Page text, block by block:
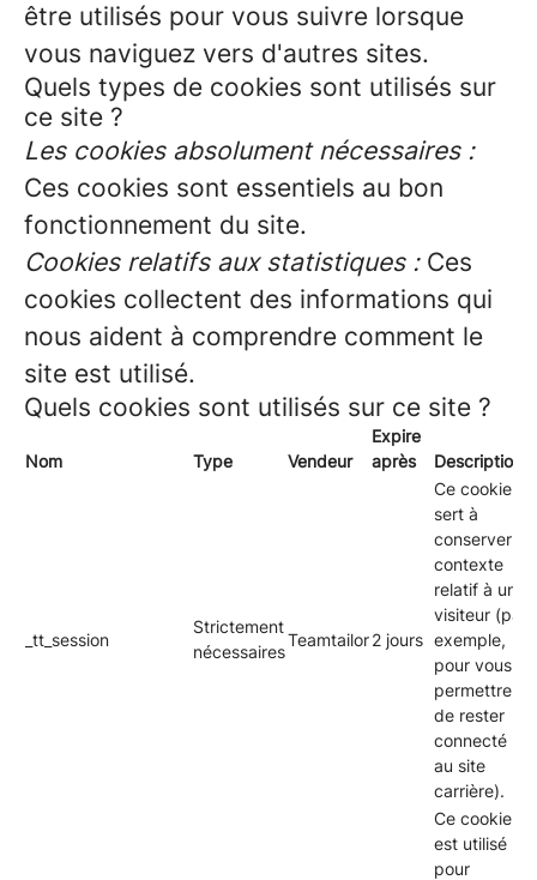
être utilisés pour vous suivre lorsque
vous naviguez vers d'autres sites.
Quels types de cookies sont utilisés sur
ce site ?
Les cookies absolument nécessaires :
Ces cookies sont essentiels au bon
fonctionnement du site.
Cookies relatifs aux statistiques :Ces
cookies collectent des informations qui
nous aident à comprendre comment le
site est utilisé.
Quels cookies sont utilisés sur ce site ?
Nom Type Vendeur
Expire
après
Description
_tt_session
Strictement
nécessaires
Teamtailor2 jours
Ce cookie
sert à
conserver le
contexte
relatif à un
visiteur (par
exemple,
pour vous
permettre
de rester
connecté
au site
carrière).
Ce cookie
est utilisé
pour